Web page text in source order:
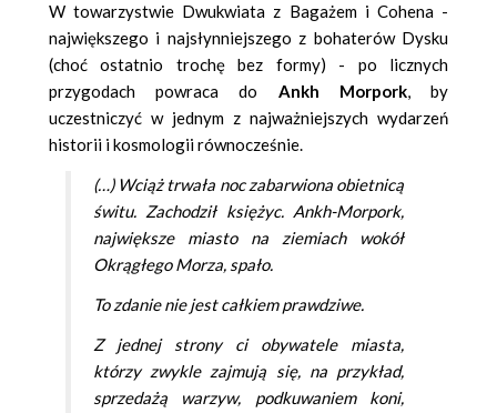
W towarzystwie Dwukwiata z Bagażem i Cohena -
największego i najsłynniejszego z bohaterów Dysku
(choć ostatnio trochę bez formy) - po licznych
przygodach powraca do Ankh Morpork, by
uczestniczyć w jednym z najważniejszych wydarzeń
historii i kosmologii równocześnie.
(…) Wciąż trwała noc zabarwiona obietnicą
świtu. Zachodził księżyc. Ankh-Morpork,
największe miasto na ziemiach wokół
Okrągłego Morza, spało.
To zdanie nie jest całkiem prawdziwe.
Z jednej strony ci obywatele miasta,
którzy zwykle zajmują się, na przykład,
sprzedażą warzyw, podkuwaniem koni,